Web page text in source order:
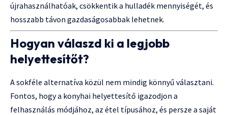
újrahasználhatóak, csökkentik a hulladék mennyiségét, és
hosszabb távon gazdaságosabbak lehetnek.
Hogyan válaszd ki a legjobb
helyettesítőt?
A sokféle alternatíva közül nem mindig könnyű választani.
Fontos, hogy a konyhai helyettesítő igazodjon a
felhasználás módjához, az étel típusához, és persze a saját